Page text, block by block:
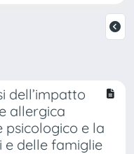
dell’impatto
allergica
psicologico e la
e delle famiglie